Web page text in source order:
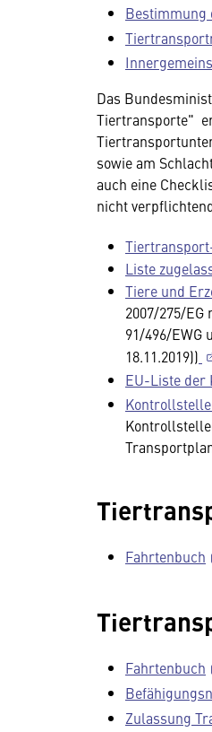
Bestimmung
Das
Tiertransporte"
sowie am
auch eine
nicht
Liste
Tiere und
2007/275/
91/496/EWG
18.11.2019))
EU-Liste der
Fahrtenbuch
Fahrtenbuch
Zulassung